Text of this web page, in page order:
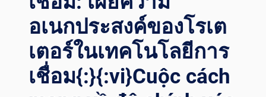
ม: เ
ครื่องโ
รเ
ตเ
ตอร์เ
ชื่อมท
อเนกประสงค์ของโรเต
เตอร์ในเทคโนโลยีการ
เชื่อม{:}{:vi}Cuộc cách